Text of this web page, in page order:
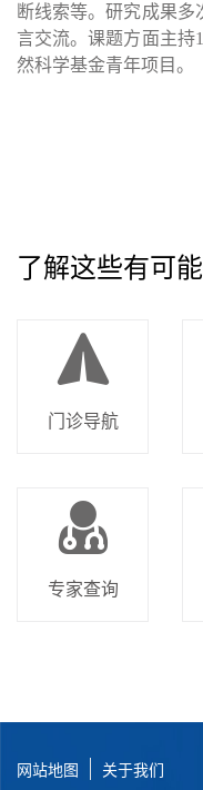
断线索等。研究成果
言交流。课题方面主持
然科学基金青年项目。
了解这些有可
门诊导航
专家查询
网站地图 关于我们